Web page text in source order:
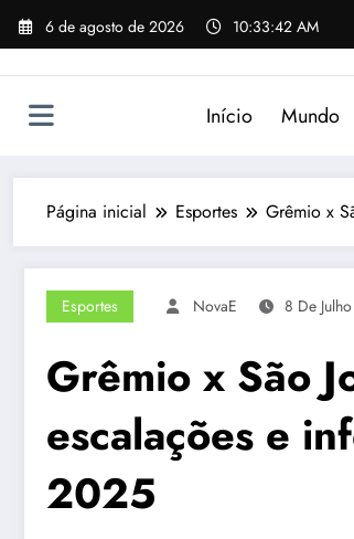
Pular
para
6 de agosto de 2026 10:33:42 AM
Início Mundo
Página inicial Esportes Grêmio x
Esportes NovaE 8 De
Grêmio x São
escalações e
2025